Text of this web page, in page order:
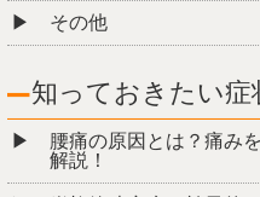
肩こり
頭痛（緊張性・群発性
首の痛み
ストレートネック